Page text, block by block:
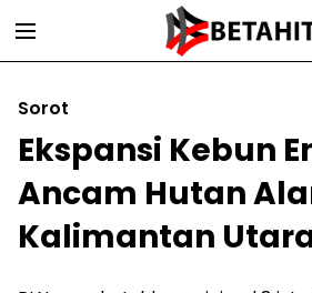
Sorot
Ekspansi Kebun
Ancam Hutan
Kalimantan